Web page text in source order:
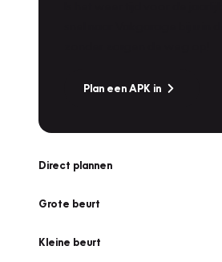
Plan een APK in
Direct plannen
Grote beurt
Kleine beurt